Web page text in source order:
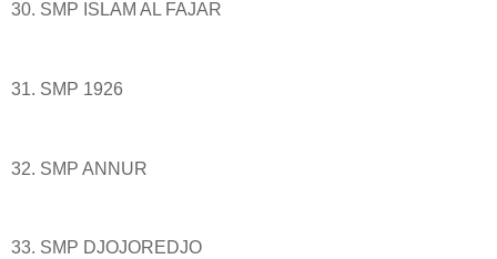
30. SMP ISLAM AL FAJAR
31. SMP 1926
32. SMP ANNUR
33. SMP DJOJOREDJO